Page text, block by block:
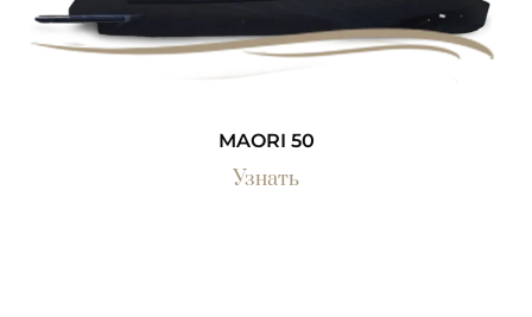
MAORI 50
Узнать